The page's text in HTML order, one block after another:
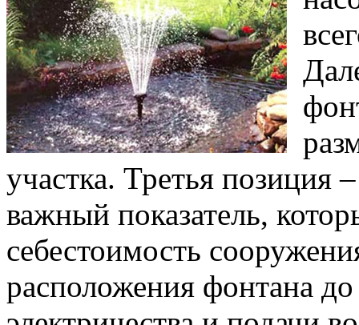
участка. Третья позиция
важный показатель,
себестоимость
расположения фонтана